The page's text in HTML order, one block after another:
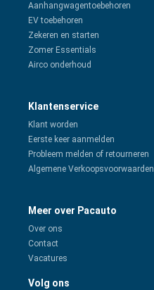
Aanhangwagentoebehoren
EV toebehoren
Zekeren en starten
Zomer Essentials
Airco onderhoud
Klantenservice
Klant worden
Eerste keer aanmelden
Probleem melden of retourneren
Algemene Verkoopsvoorwaarden
Meer over Pacauto
Over ons
Contact
Vacatures
Volg ons